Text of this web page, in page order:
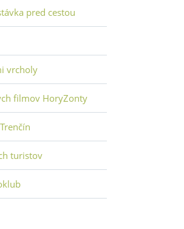
pred cestou
vrcholy
filmov HoryZonty
turistov